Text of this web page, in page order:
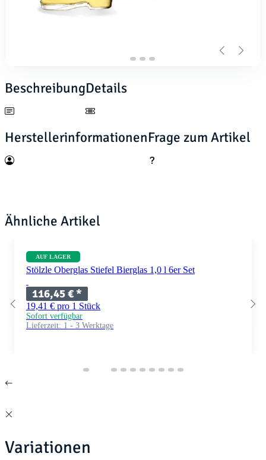
BeschreibungDetails
HerstellerinformationenFrage zum Artikel
Ähnliche Artikel
AUF LAGER
Stölzle Oberglas Stiefel Bierglas 1,0 l 6er Set
116,45 €*
19,41 € pro 1 Stück
Sofort verfügbar
Lieferzeit: 1 - 3 Werktage
Variationen